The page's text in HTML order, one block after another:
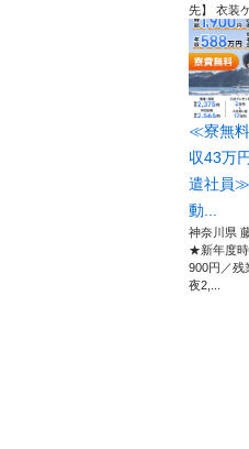
先】 衣装ケ
≪寮無
収43万
遣社員
動...
神奈川県
★新年度時
900円／残
夜2,...